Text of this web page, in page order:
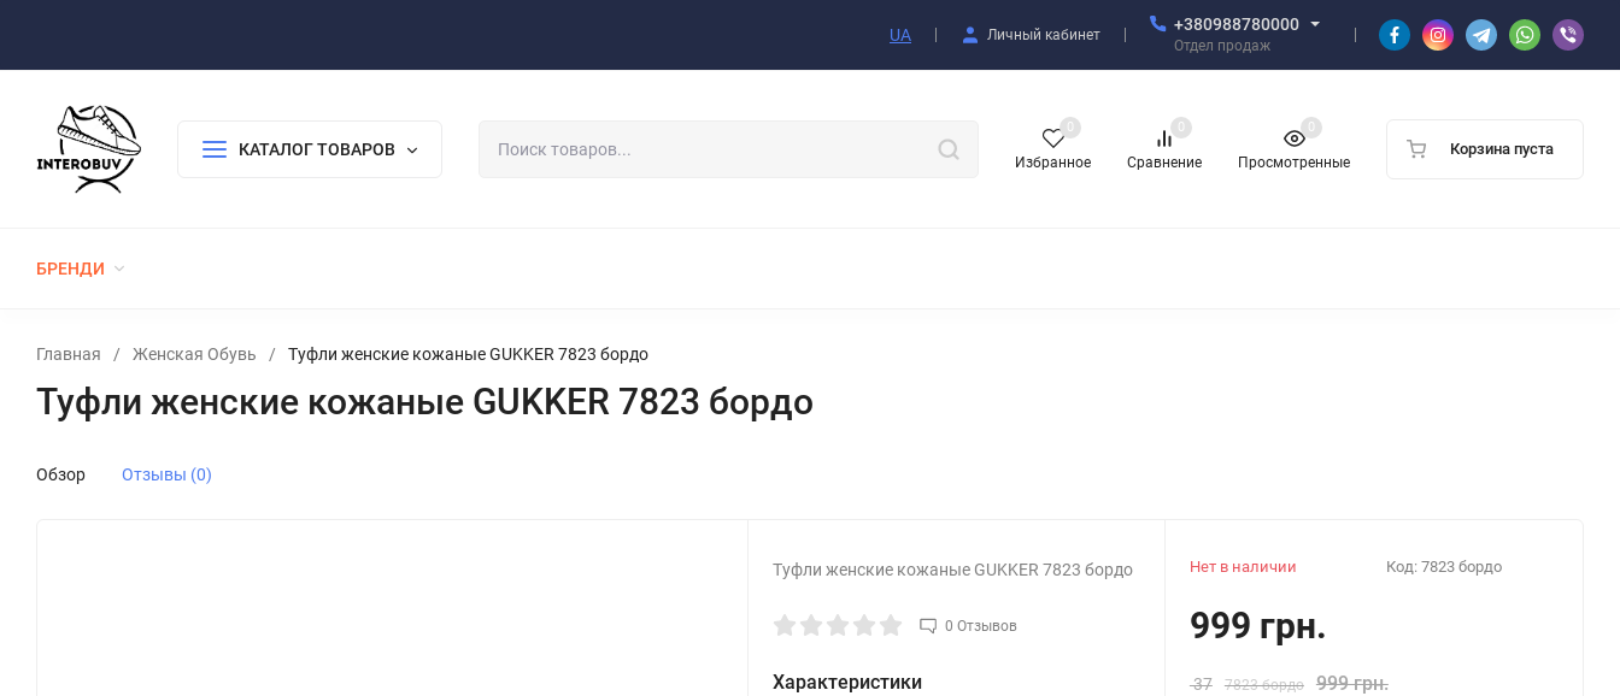
UA Личный кабинет
+380988780000
Отдел продаж
КАТАЛОГ ТОВАРОВ
Избранное
0
Сравнение
0
Просмотренные
0
Корзина пуста
БРЕНДИ
Главная / Женская Обувь / Туфли женские кожаные GUKKER 7823 бордо
Туфли женские кожаные GUKKER 7823 бордо
Обзор Отзывы (0)
Туфли женские кожаные GUKKER 7823 бордо
0 Отзывов
Характеристики
Нет в наличии Код: 7823 бордо
999 грн.
37 7823 бордо 999 грн.